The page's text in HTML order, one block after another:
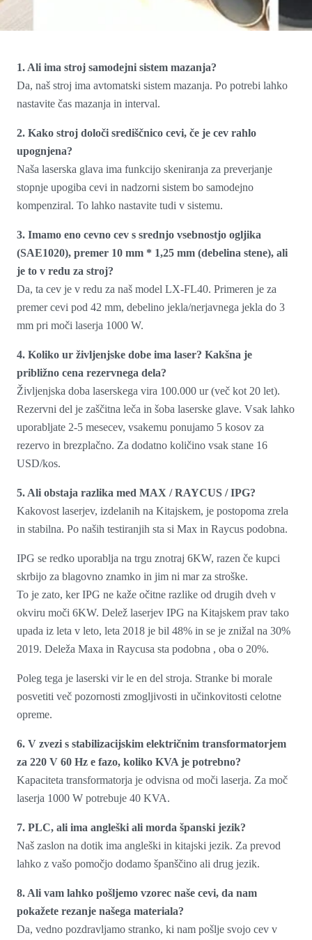
1. Ali ima stroj samodejni sistem mazanja?
Da, naš stroj ima avtomatski sistem mazanja. Po potrebi lahko
nastavite čas mazanja in interval.
2. Kako stroj določi središčnico cevi, če je cev rahlo
upognjena?
Naša laserska glava ima funkcijo skeniranja za preverjanje
stopnje upogiba cevi in nadzorni sistem bo samodejno
kompenziral. To lahko nastavite tudi v sistemu.
3. Imamo eno cevno cev s srednjo vsebnostjo ogljika
(SAE1020), premer 10 mm * 1,25 mm (debelina stene), ali
je to v redu za stroj?
Da, ta cev je v redu za naš model LX-FL40. Primeren je za
premer cevi pod 42 mm, debelino jekla/nerjavnega jekla do 3
mm pri moči laserja 1000 W.
4. Koliko ur življenjske dobe ima laser? Kakšna je
približno cena rezervnega dela?
Življenjska doba laserskega vira 100.000 ur (več kot 20 let).
Rezervni del je zaščitna leča in šoba laserske glave. Vsak lahko
uporabljate 2-5 mesecev, vsakemu ponujamo 5 kosov za
rezervo in brezplačno. Za dodatno količino vsak stane 16
USD/kos.
5. Ali obstaja razlika med MAX / RAYCUS / IPG?
Kakovost laserjev, izdelanih na Kitajskem, je postopoma zrela
in stabilna. Po naših testiranjih sta si Max in Raycus podobna.
IPG se redko uporablja na trgu znotraj 6KW, razen če kupci
skrbijo za blagovno znamko in jim ni mar za stroške.
To je zato, ker IPG ne kaže očitne razlike od drugih dveh v
okviru moči 6KW. Delež laserjev IPG na Kitajskem prav tako
upada iz leta v leto, leta 2018 je bil 48% in se je znižal na 30%
2019. Deleža Maxa in Raycusa sta podobna , oba o 20%.
Poleg tega je laserski vir le en del stroja. Stranke bi morale
posvetiti več pozornosti zmogljivosti in učinkovitosti celotne
opreme.
6. V zvezi s stabilizacijskim električnim transformatorjem
za 220 V 60 Hz e fazo, koliko KVA je potrebno?
Kapaciteta transformatorja je odvisna od moči laserja. Za moč
laserja 1000 W potrebuje 40 KVA.
7. PLC, ali ima angleški ali morda španski jezik?
Naš zaslon na dotik ima angleški in kitajski jezik. Za prevod
lahko z vašo pomočjo dodamo španščino ali drug jezik.
8. Ali vam lahko pošljemo vzorec naše cevi, da nam
pokažete rezanje našega materiala?
Da, vedno pozdravljamo stranko, ki nam pošlje svojo cev v